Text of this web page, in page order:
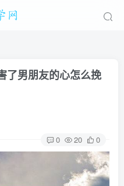
了男朋友的心怎么挽
0 20 0